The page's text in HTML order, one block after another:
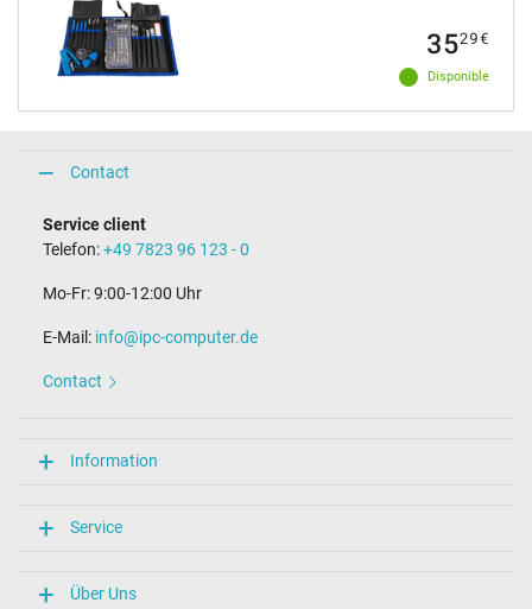
Disponible
3529€
Contact
Service client
Telefon:+49 7823 96 123 - 0
Mo-Fr: 9:00-12:00 Uhr
E-Mail: info@ipc-computer.de
Contact
Information
Service
Über Uns